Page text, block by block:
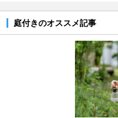
庭付きのオススメ記事